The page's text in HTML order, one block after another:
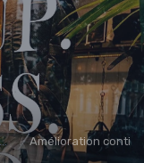
Amélioration